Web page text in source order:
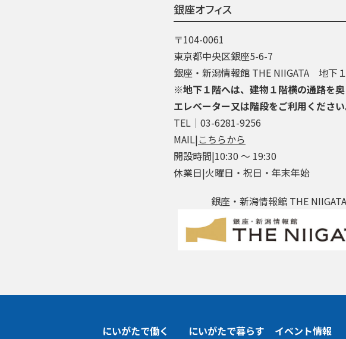
銀座オフィス
〒104-0061
東京都中央区銀座5-6-7
銀座・新潟情報館 THE NIIGATA 地下
※地下１階へは、建物１階横の通路を奥
エレベーター又は階段をご利用ください
TEL│03-6281-9256
MAIL|こちらから
開設時間|10:30 ～ 19:30
休業日|火曜日・祝日・年末年始
銀座・新潟情報館 THE NIIGATA
にいがたで働く にいがたで暮らす イベント情報